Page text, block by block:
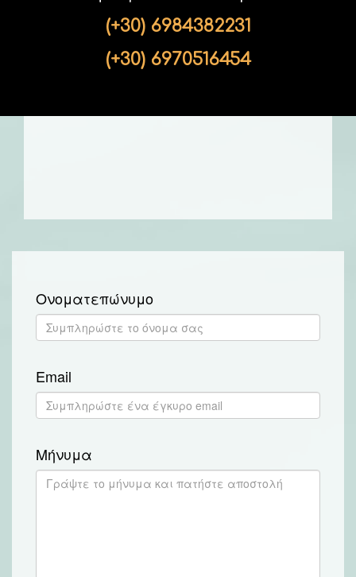
(+30) 6984382231
(+30) 6970516454
Ονοματεπώνυμο
Email
Μήνυμα